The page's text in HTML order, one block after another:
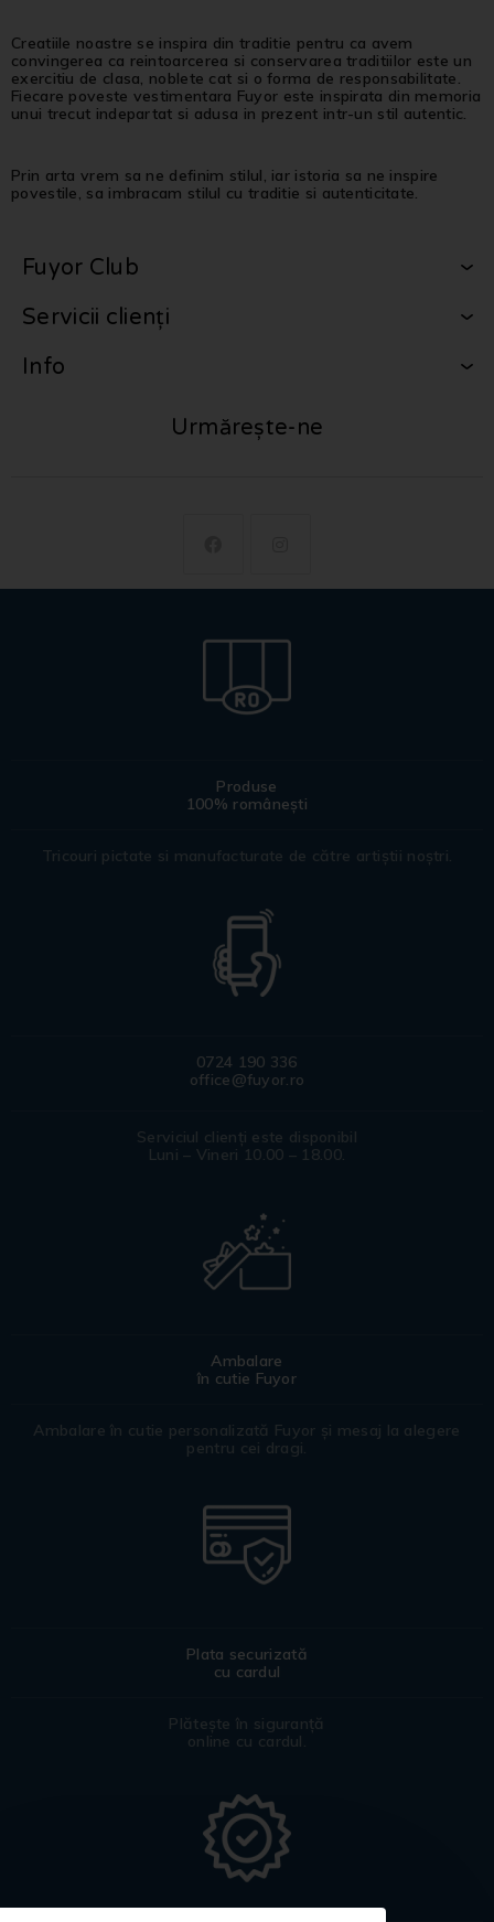
Creatiile noastre se inspira din traditie pentru ca avem
convingerea ca reintoarcerea si conservarea traditiilor este un
exercitiu de clasa, noblete cat si o forma de responsabilitate.
Fiecare poveste vestimentara Fuyor este inspirata din memoria
unui trecut indepartat si adusa in prezent intr-un stil autentic.
Prin arta vrem sa ne definim stilul, iar istoria sa ne inspire
povestile, sa imbracam stilul cu traditie si autenticitate.
Fuyor Club
Servicii clienți
Info
Urmărește-ne
Produse
100% românești
Tricouri pictate si manufacturate de către artiștii noștri.
0724 190 336
office@fuyor.ro
Serviciul clienți este disponibil
Luni – Vineri 10.00 – 18.00.
Ambalare
în cutie Fuyor
Ambalare în cutie personalizată Fuyor și mesaj la alegere
pentru cei dragi.
Plata securizată
cu cardul
Plătește în siguranță
online cu cardul.